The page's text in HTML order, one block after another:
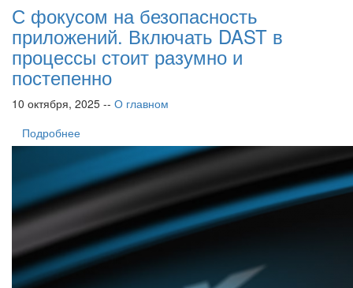
С фокусом на безопасность
приложений. Включать DAST в
процессы стоит разумно и
постепенно
10 октября, 2025 -- О главном
Подробнее